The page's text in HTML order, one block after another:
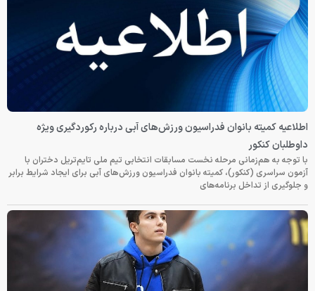
اطلاعیه کمیته بانوان فدراسیون ورزش‌های آبی درباره رکوردگیری ویژه
داوطلبان کنکور
با توجه به هم‌زمانی مرحله نخست مسابقات انتخابی تیم ملی تایم‌تریل دختران با
آزمون سراسری (کنکور)، کمیته بانوان فدراسیون ورزش‌های آبی برای ایجاد شرایط برابر
و جلوگیری از تداخل برنامه‌های